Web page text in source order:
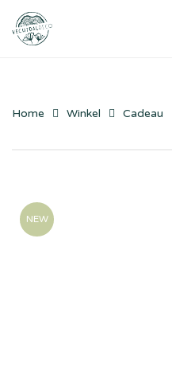
Home Winkel Cadeau
NEW